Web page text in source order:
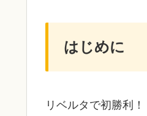
はじめに
リベルタで初勝利